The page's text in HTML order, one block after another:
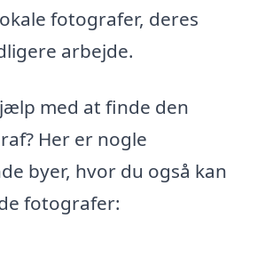
fotografer, deres
arbejde.
med at finde den
Her er nogle
byer, hvor du også kan
fotografer: